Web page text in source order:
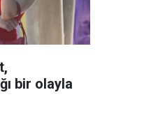
bir olayla